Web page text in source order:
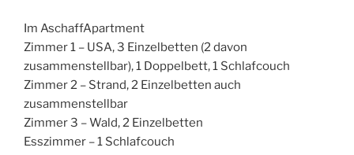
Im AschaffApartment
Zimmer 1 – USA, 3 Einzelbetten (2 davon
zusammenstellbar), 1 Doppelbett, 1 Schlafcouch
Zimmer 2 – Strand, 2 Einzelbetten auch
zusammenstellbar
Zimmer 3 – Wald, 2 Einzelbetten
Esszimmer – 1 Schlafcouch